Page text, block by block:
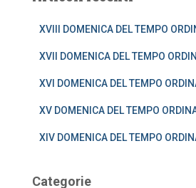
XVIII DOMENICA DEL TEMPO
XVII DOMENICA DEL TEMPO
XVI DOMENICA DEL TEMPO
XV DOMENICA DEL TEMPO
XIV DOMENICA DEL TEMPO
Categorie